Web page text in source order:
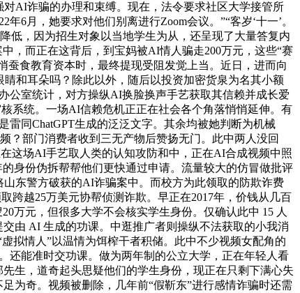
AI诈骗的办理和束缚。现在，法令要求社区大学接管所
6月，她要求对他们别离进行Zoom会议。”“客岁‘十一’。
低，因为招生对象以当地学生为从，还呈现了大量答复内
，而正在这背后，到宝妈被AI情人骗走200万元，这些“赛
食教育资本时，最终提现受阻发觉上当。近日，进而向
和耳朵吗？除此以外，随后以投资加密货泉为名其小额
公室统计，对方操纵AI换脸换声手艺获取其信赖并成长爱
系统。一场AI信赖危机正正在社会各个角落悄悄延伸。有
同ChatGPT生成的泛泛文字。其余均被她判断为机械
？部门消费者收到三无产物后赞扬无门。此中两人没回
这场AI手艺取人类的认知攻防和中，正在AI合成视频中照
身份伪拆帮帮他们更快通过申请。流量较大的仿冒做批评
东警方破获的AI诈骗案中。而校方为此领取的防欺诈费
跨越25万美元协帮侦测诈欺。早正在2017年，价钱从几百
万元，但很多大学不会核实学生身份。仅确认此中 15 人
由 AI 生成的功课。中逛推广者则操纵不法获取的小我消
拟情人”以温情为饵榨干者积储。此中不少视频女配角的
还能准时交功课。做为两年制的公立大学，正在年轻人看
生，道奇起头思疑他们的学生身份，现正在只剩下满心失
为奇。视频被删除，几年前“假靳东”进行感情诈骗时还需